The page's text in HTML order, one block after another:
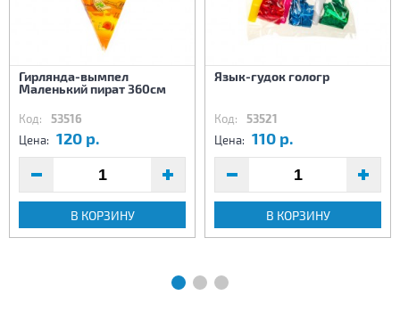
Гирлянда-вымпел
Маленький пират 360см
Код: 53516
Цена: 120 р.
В КОРЗИНУ
Язык-гудок гологр
Код: 53521
Цена: 110 р.
В КОРЗИНУ